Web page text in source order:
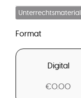
Unterrechtsmaterial
Format
Digital
€0.00